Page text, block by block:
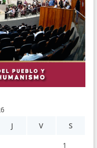
J V S
1